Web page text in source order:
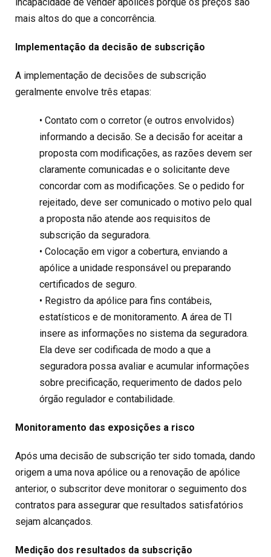
mais altos do que a concorrência.
Implementação da decisão de subscrição
A implementação de decisões de subscrição
geralmente envolve três etapas:
• Contato com o corretor (e outros envolvidos)
informando a decisão. Se a decisão for aceitar a
proposta com modificações, as razões devem ser
claramente comunicadas e o solicitante deve
concordar com as modificações. Se o pedido for
rejeitado, deve ser comunicado o motivo pelo qual
a proposta não atende aos requisitos de
subscrição da seguradora.
• Colocação em vigor a cobertura, enviando a
apólice a unidade responsável ou preparando
certificados de seguro.
• Registro da apólice para fins contábeis,
estatísticos e de monitoramento. A área de TI
insere as informações no sistema da seguradora.
Ela deve ser codificada de modo a que a
seguradora possa avaliar e acumular informações
sobre precificação, requerimento de dados pelo
órgão regulador e contabilidade.
Monitoramento das exposições a risco
Após uma decisão de subscrição ter sido tomada, dando
origem a uma nova apólice ou a renovação de apólice
anterior, o subscritor deve monitorar o seguimento dos
contratos para assegurar que resultados satisfatórios
sejam alcançados.
Medição dos resultados da subscrição